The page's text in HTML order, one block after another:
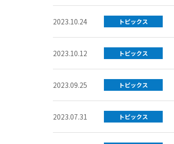
2023.10.24 トピックス
2023.10.12 トピックス
2023.09.25 トピックス
2023.07.31 トピックス